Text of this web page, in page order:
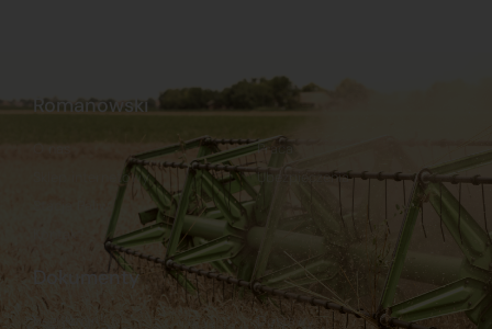
Dokumenty
Regulamin Dostawy
Romanowski
Sklep internetowy
Praca
Ubezpieczenia